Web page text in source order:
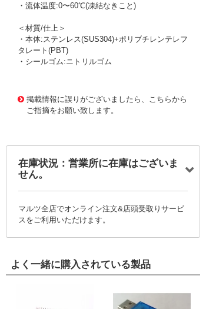
・流体温度:0〜60℃(凍結なきこと)
＜材質/仕上＞
・本体:ステンレス(SUS304)+ポリブチレンテレフ
タレート(PBT)
・シールゴム:ニトリルゴム
掲載情報に誤りがございましたら、こちらから
ご指摘をお願い致します。
在庫状況：営業所に在庫はございま
せん。
マルツ全店でオンライン注文&店頭受取りサービ
スをご利用いただけます。
よく一緒に購入されている製品